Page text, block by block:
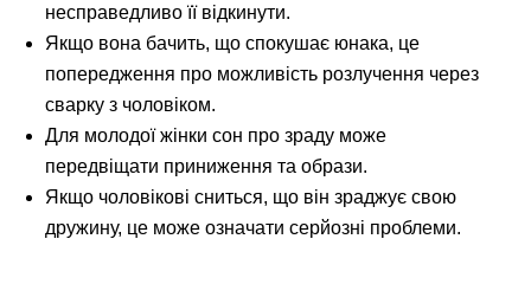
несправедливо її відкинути.
Якщо вона бачить, що спокушає юнака, це
попередження про можливість розлучення через
сварку з чоловіком.
Для молодої жінки сон про зраду може
передвіщати приниження та образи.
Якщо чоловікові сниться, що він зраджує свою
дружину, це може означати серйозні проблеми.